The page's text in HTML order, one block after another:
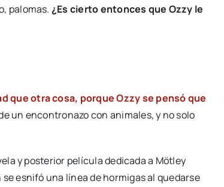
palomas. ¿Es cierto entonces que Ozzy le
que otra cosa, porque Ozzy se pensó que
un encontronazo con animales, y no solo
y posterior película dedicada a Mötley
esnifó una línea de hormigas al quedarse